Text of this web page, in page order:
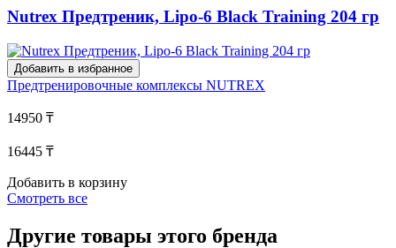
Nutrex Предтреник, Lipo-6 Black Training 204 гр
Добавить в избранное
Предтренировочные комплексы NUTREX
14950 ₸
16445 ₸
Добавить в корзину
Смотреть все
Другие товары этого бренда